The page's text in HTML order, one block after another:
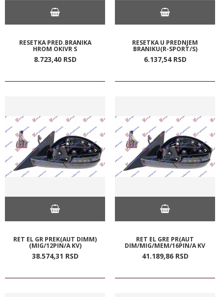
RESETKA PRED.BRANIKA
HROM OKIVR S
8.723,40 RSD
RESETKA U PREDNJEM
BRANIKU(R-SPORT/S)
6.137,54 RSD
RET EL GR PREK(AUT DIMM)
(MIG/12PIN/A KV)
38.574,31 RSD
RET EL GRE PR(AUT
DIM/MIG/MEM/16PIN/A KV
41.189,86 RSD